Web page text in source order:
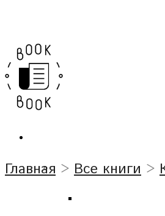
Главная > Все книги >